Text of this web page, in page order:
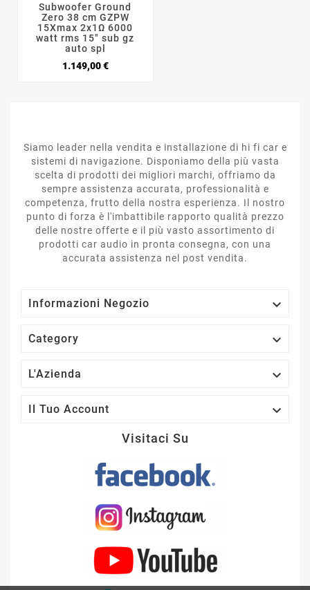
Subwoofer Ground
Zero 38 cm GZPW
15Xmax 2x1Ω 6000
watt rms 15" sub gz
auto spl
1.149,00 €Prezzo
Siamo leader nella vendita e installazione di hi fi car e
sistemi di navigazione. Disponiamo della più vasta
scelta di prodotti dei migliori marchi, offriamo da
sempre assistenza accurata, professionalità e
competenza, frutto della nostra esperienza. Il nostro
punto di forza è l'imbattibile rapporto qualità prezzo
delle nostre offerte e il più vasto assortimento di
prodotti car audio in pronta consegna, con una
accurata assistenza nel post vendita.
Informazioni Negozio 
Category 
L'Azienda 
Il Tuo Account 
Visitaci Su